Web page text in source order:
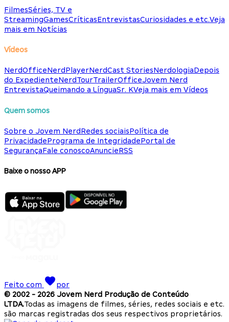
FilmesSéries, TV e
StreamingGamesCríticasEntrevistasCuriosidades e etc.Veja
mais em Notícias
Vídeos
NerdOfficeNerdPlayerNerdCast StoriesNerdologiaDepois
do ExpedienteNerdTourTrailerOfficeJovem Nerd
EntrevistaQueimando a LínguaSr. KVeja mais em Vídeos
Quem somos
Sobre o Jovem NerdRedes sociaisPolítica de
PrivacidadePrograma de IntegridadePortal de
SegurançaFale conoscoAnuncieRSS
Baixe o nosso APP
Feito com
por
© 2002 - 2026 Jovem Nerd Produção de Conteúdo
LTDA.Todas as imagens de filmes, séries, redes sociais e etc.
são marcas registradas dos seus respectivos proprietários.